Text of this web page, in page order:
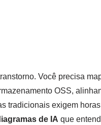
Você precisa
OSS,
tradicionais exigem
de IA que